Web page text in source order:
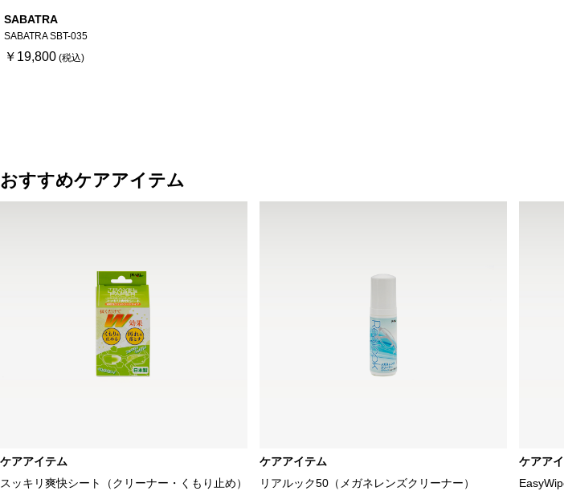
SABATRA
SABATRA SBT-035
￥19,800
おすすめケアアイテム
ケアアイテム
スッキリ爽快シート（クリーナー・くもり止め）
ケアアイテム
リアルック50（メガネレンズクリーナー）
ケアア